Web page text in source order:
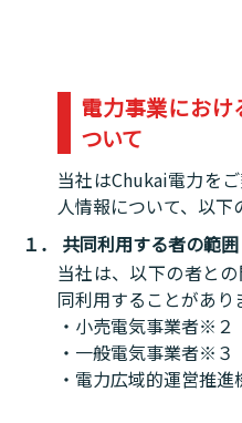
電力事業にお
ついて
当社はChukai電力を
人情報について、以下
１． 共同利用する者の範囲
当社は、以下の者と
同利用することがあり
・小売電気事業者※２
・一般電気事業者※３
・電力広域的運営推進